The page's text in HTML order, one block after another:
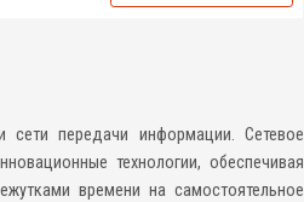
сети передачи информации. Сетевое
технологии, обеспечивая
времени на самостоятельное